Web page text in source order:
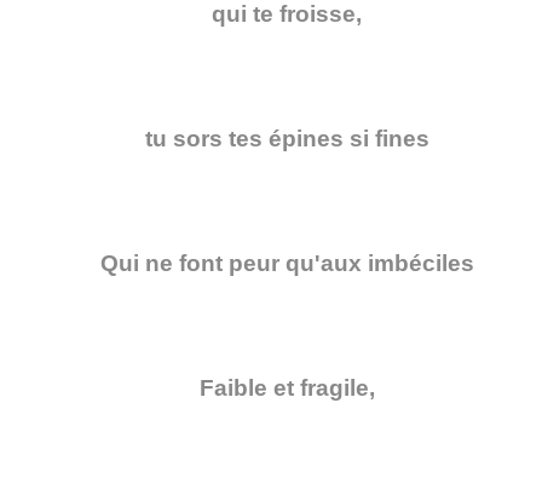
qui te froisse,
tu sors tes épines si fines
Qui ne font peur qu'aux imbéciles
Faible et fragile,